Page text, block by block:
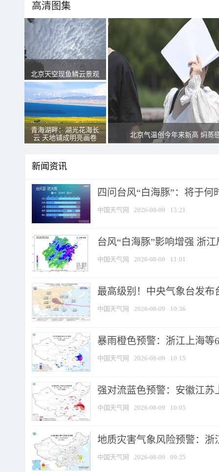
高清图集
北京天空现鱼鳞云景观
青海湖畔：湖光花海长
云 天地铺成明亮画卷
北京气温创今年来新高 焖蒸
新闻资讯
四问台风“白海豚”：将于
中国天气网 2026-08-09 13:21
台风“白海豚”影响增强 浙
中国天气网 2026-08-09 11:01
最高级别！中央气象台发布
中国天气网 2026-08-09 10:36
暴雨橙色预警：浙江上海等
中国天气网 2026-08-09 10:15
强对流蓝色预警：安徽江苏
中国天气网 2026-08-09 10:05
地质灾害气象风险预警：浙
中国天气网 2026-08-09 09:25